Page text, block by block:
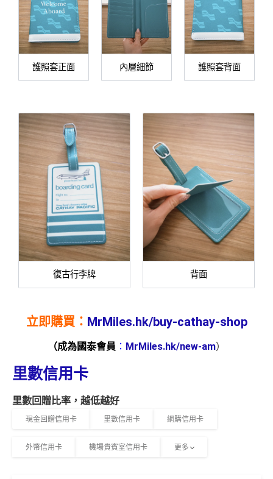
護照套正面 內層細節 護照套背面
復古行李牌 背面
立即購買： MrMiles.hk/buy-cathay-shop
（成為國泰會員 ： MrMiles.hk/new-am）
里數信用卡
里數回贈比率，越低越好
現金回贈信用卡 里數信用卡 網購信用卡
外幣信用卡 機場貴賓室信用卡 更多